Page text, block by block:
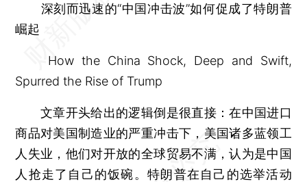
深刻而迅速的“中国冲击波”如何促成了特朗普
崛起
How the China Shock, Deep and Swift,
Spurred the Rise of Trump
文章开头给出的逻辑倒是很直接：在中国进口
商品对美国制造业的严重冲击下，美国诸多蓝领工
人失业，他们对开放的全球贸易不满，认为是中国
人抢走了自己的饭碗。特朗普在自己的选举活动